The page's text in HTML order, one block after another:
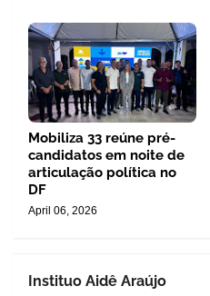
Mobiliza 33 reúne pré-
candidatos em noite de
articulação política no
DF
April 06, 2026
Instituo Aidê Araújo